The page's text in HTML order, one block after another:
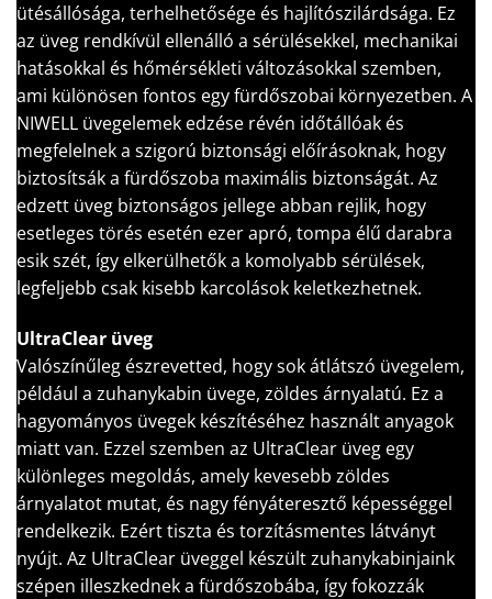
ütésállósága, terhelhetősége és hajlítószilárdsága. Ez
az üveg rendkívül ellenálló a sérülésekkel, mechanikai
hatásokkal és hőmérsékleti változásokkal szemben,
ami különösen fontos egy fürdőszobai környezetben. A
NIWELL üvegelemek edzése révén időtállóak és
megfelelnek a szigorú biztonsági előírásoknak, hogy
biztosítsák a fürdőszoba maximális biztonságát. Az
edzett üveg biztonságos jellege abban rejlik, hogy
esetleges törés esetén ezer apró, tompa élű darabra
esik szét, így elkerülhetők a komolyabb sérülések,
legfeljebb csak kisebb karcolások keletkezhetnek.
UltraClear üveg
Valószínűleg észrevetted, hogy sok átlátszó üvegelem,
például a zuhanykabin üvege, zöldes árnyalatú. Ez a
hagyományos üvegek készítéséhez használt anyagok
miatt van. Ezzel szemben az UltraClear üveg egy
különleges megoldás, amely kevesebb zöldes
árnyalatot mutat, és nagy fényáteresztő képességgel
rendelkezik. Ezért tiszta és torzításmentes látványt
nyújt. Az UltraClear üveggel készült zuhanykabinjaink
szépen illeszkednek a fürdőszobába, így fokozzák